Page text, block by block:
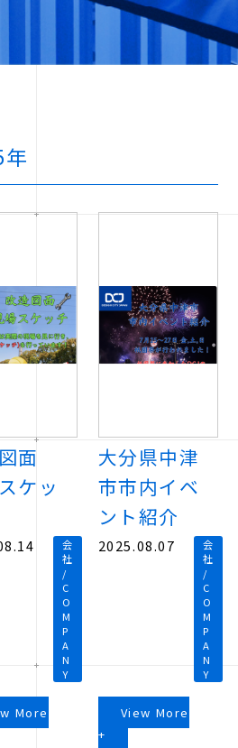
面
ケッ
会
社
/
C
O
M
P
A
N
Y
More
大分県中津
市市内イベ
ント紹介
2025.08.07
会
社
/
C
O
M
P
A
N
Y
View More
+